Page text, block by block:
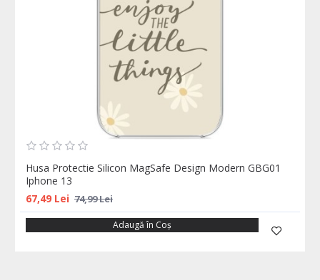
Husa Protectie Silicon MagSafe Design Modern GBG01
Iphone 13
67,49 Lei 74,99 Lei
Adaugă în Coş